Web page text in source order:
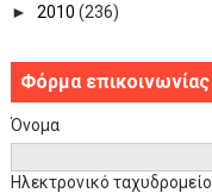
► 2010 (236)
Φόρμα επικοινωνίας
Όνομα
Ηλεκτρονικό ταχυδρομείο